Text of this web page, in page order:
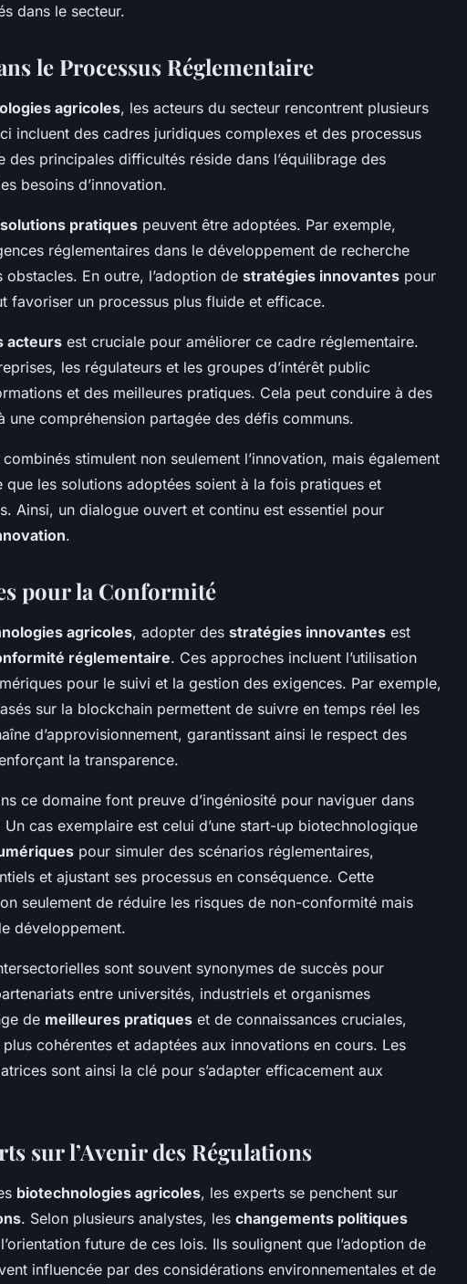
dans le secteur.
le Processus Réglementaire
agricoles, les acteurs du secteur rencontrent plusieurs
incluent des cadres juridiques complexes et des processus
des principales difficultés réside dans l’équilibrage des
besoins d’innovation.
solutions pratiques peuvent être adoptées. Par exemple,
réglementaires dans le développement de recherche
En outre, l’adoption de stratégies innovantes pour
favoriser un processus plus fluide et efficace.
acteurs est cruciale pour améliorer ce cadre réglementaire.
les régulateurs et les groupes d’intérêt public
et des meilleures pratiques. Cela peut conduire à des
une compréhension partagée des défis communs.
stimulent non seulement l’innovation, mais également
les solutions adoptées soient à la fois pratiques et
Ainsi, un dialogue ouvert et continu est essentiel pour
.
pour la Conformité
agricoles, adopter des stratégies innovantes est
réglementaire. Ces approches incluent l’utilisation
pour le suivi et la gestion des exigences. Par exemple,
sur la blockchain permettent de suivre en temps réel les
d’approvisionnement, garantissant ainsi le respect des
la transparence.
ce domaine font preuve d’ingéniosité pour naviguer dans
cas exemplaire est celui d’une start-up biotechnologique
pour simuler des scénarios réglementaires,
et ajustant ses processus en conséquence. Cette
seulement de réduire les risques de non-conformité mais
développement.
sont souvent synonymes de succès pour
entre universités, industriels et organismes
de meilleures pratiques et de connaissances cruciales,
cohérentes et adaptées aux innovations en cours. Les
sont ainsi la clé pour s’adapter efficacement aux
sur l’Avenir des Régulations
biotechnologies agricoles, les experts se penchent sur
. Selon plusieurs analystes, les changements politiques
future de ces lois. Ils soulignent que l’adoption de
influencée par des considérations environnementales et de